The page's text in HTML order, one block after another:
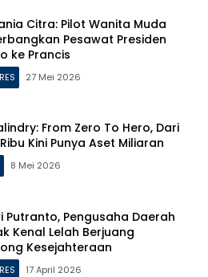
Citra: Pilot Wanita Muda
Pesawat Presiden
ke Prancis
27 Mei 2026
From Zero To Hero, Dari
Ribu Kini Punya Aset Miliaran
8 Mei 2026
Putranto, Pengusaha Daerah
Kenal Lelah Berjuang
Kesejahteraan
17 April 2026